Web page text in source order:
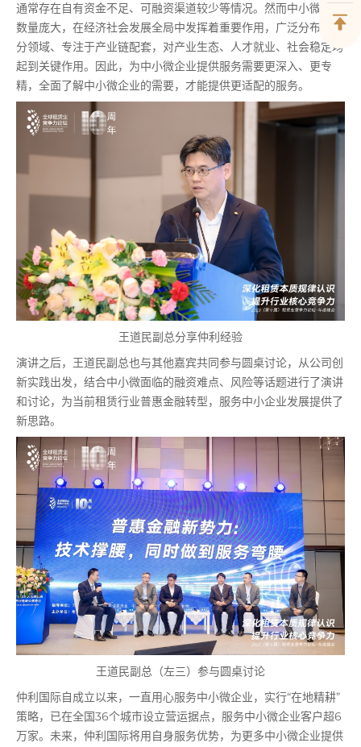
通常存在自有资金不足、可融资渠道较少等情况。然而中小微企业
数量庞大，在经济社会发展全局中发挥着重要作用，广泛分布于细
分领域、专注于产业链配套，对产业生态、人才就业、社会稳定均
起到关键作用。因此，为中小微企业提供服务需要更深入、更专
精，全面了解中小微企业的需要，才能提供更适配的服务。
王道民副总分享仲利经验
演讲之后，王道民副总也与其他嘉宾共同参与圆桌讨论，从公司创
新实践出发，结合中小微面临的融资难点、风险等话题进行了演讲
和讨论，为当前租赁行业普惠金融转型，服务中小企业发展提供了
新思路。
王道民副总（左三）参与圆桌讨论
仲利国际自成立以来，一直用心服务中小微企业，实行“在地精耕”
策略，已在全国36个城市设立营运据点，服务中小微企业客户超6
万家。未来，仲利国际将用自身服务优势，为更多中小微企业提供